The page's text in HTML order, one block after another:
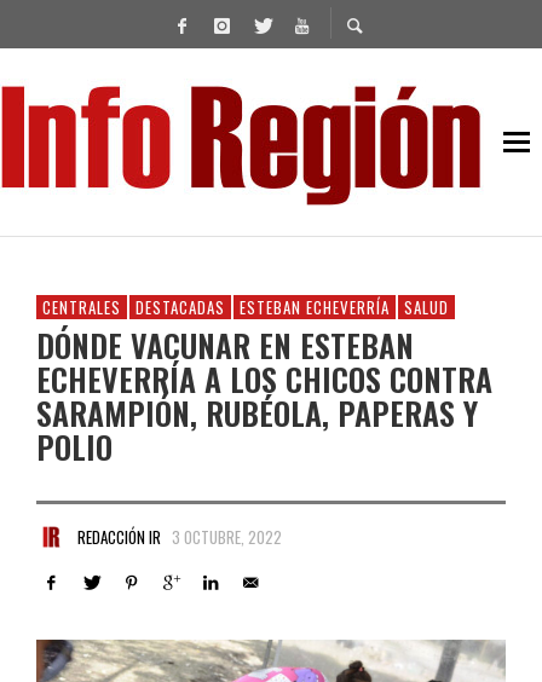
CENTRALES DESTACADAS ESTEBAN ECHEVERRÍA SALUD
DÓNDE VACUNAR EN ESTEBAN
ECHEVERRÍA A LOS CHICOS CONTRA
SARAMPIÓN, RUBÉOLA, PAPERAS Y
POLIO
REDACCIÓN IR 3 OCTUBRE, 2022